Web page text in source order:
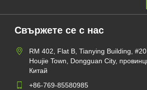
Свържете се с нас
RM 402, Flat B, Tianying Building,
Houjie Town, Dongguan City,
Китай
+86-769-85580985